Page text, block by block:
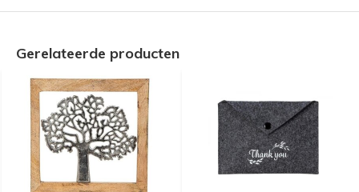
Gerelateerde producten